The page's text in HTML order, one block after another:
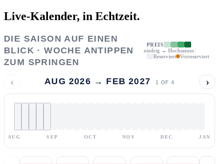
Live-Kalender, in Echtzeit.
DIE SAISON AUF EINEN
BLICK · WOCHE ANTIPPEN
ZUM SPRINGEN
PREIS
niedrig → Hochsaison
Reserviert
Vorreserviert
‹ AUG 2026 → FEB 2027 1 OF 4 ›
AUG SEP OCT NOV DEC JAN